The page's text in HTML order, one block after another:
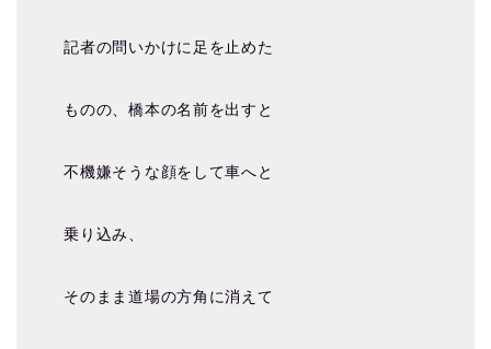
記者の問いかけに足を止めた
ものの、橋本の名前を出すと
不機嫌そうな顔をして車へと
乗り込み、
そのまま道場の方角に消えて